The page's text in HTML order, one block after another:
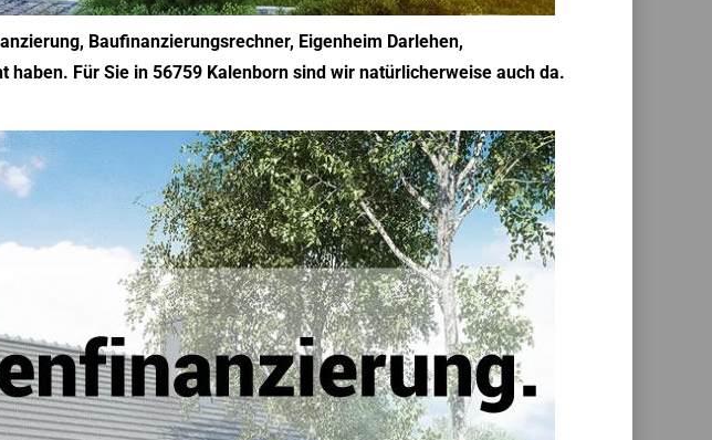
Baufinanzierungsrechner, Eigenheim Darlehen,
Für Sie in 56759 Kalenborn sind wir natürlicherweise auch da.